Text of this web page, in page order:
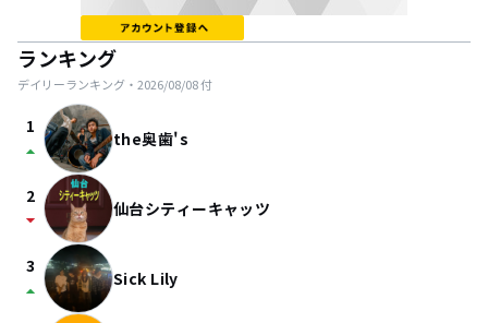
ランキング
デイリーランキング・ 2026/08/08付
1
arrow_drop_up the奥歯's
2
arrow_drop_down 仙台シティーキャッツ
3
arrow_drop_up Sick Lily